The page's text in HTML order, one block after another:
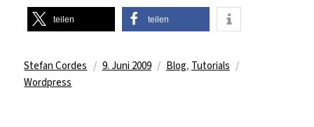
teilen teilen
Autor
Stefan Cordes
Veröffentlicht
9. Juni 2009 Kategorien
Blog, Tutorials
Wordpress